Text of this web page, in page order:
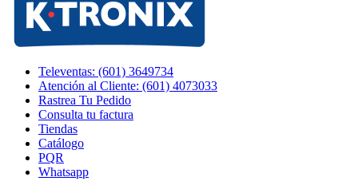
Televentas: (601) 3649734
Atención al Cliente: (601) 4073033
Rastrea Tu Pedido
Consulta tu factura
Tiendas
Catálogo
PQR
Whatsapp